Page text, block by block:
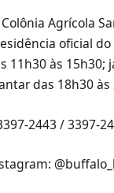
Agrícola
oficial
11h30 às 15h30;
das 18h30 às
2443 / 3397-